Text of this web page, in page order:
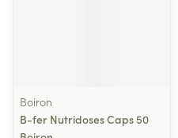
Boiron
B-fer Nutridoses Caps 50